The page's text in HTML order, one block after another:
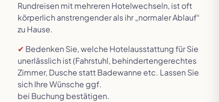
Rundreisen mit mehreren Hotelwechseln, ist oft
körperlich anstrengender als ihr „normaler Ablauf“
zu Hause.
✔ Bedenken Sie, welche Hotelausstattung für Sie
unerlässlich ist (Fahrstuhl, behindertengerechtes
Zimmer, Dusche statt Badewanne etc. Lassen Sie
sich Ihre Wünsche ggf.
bei Buchung bestätigen.